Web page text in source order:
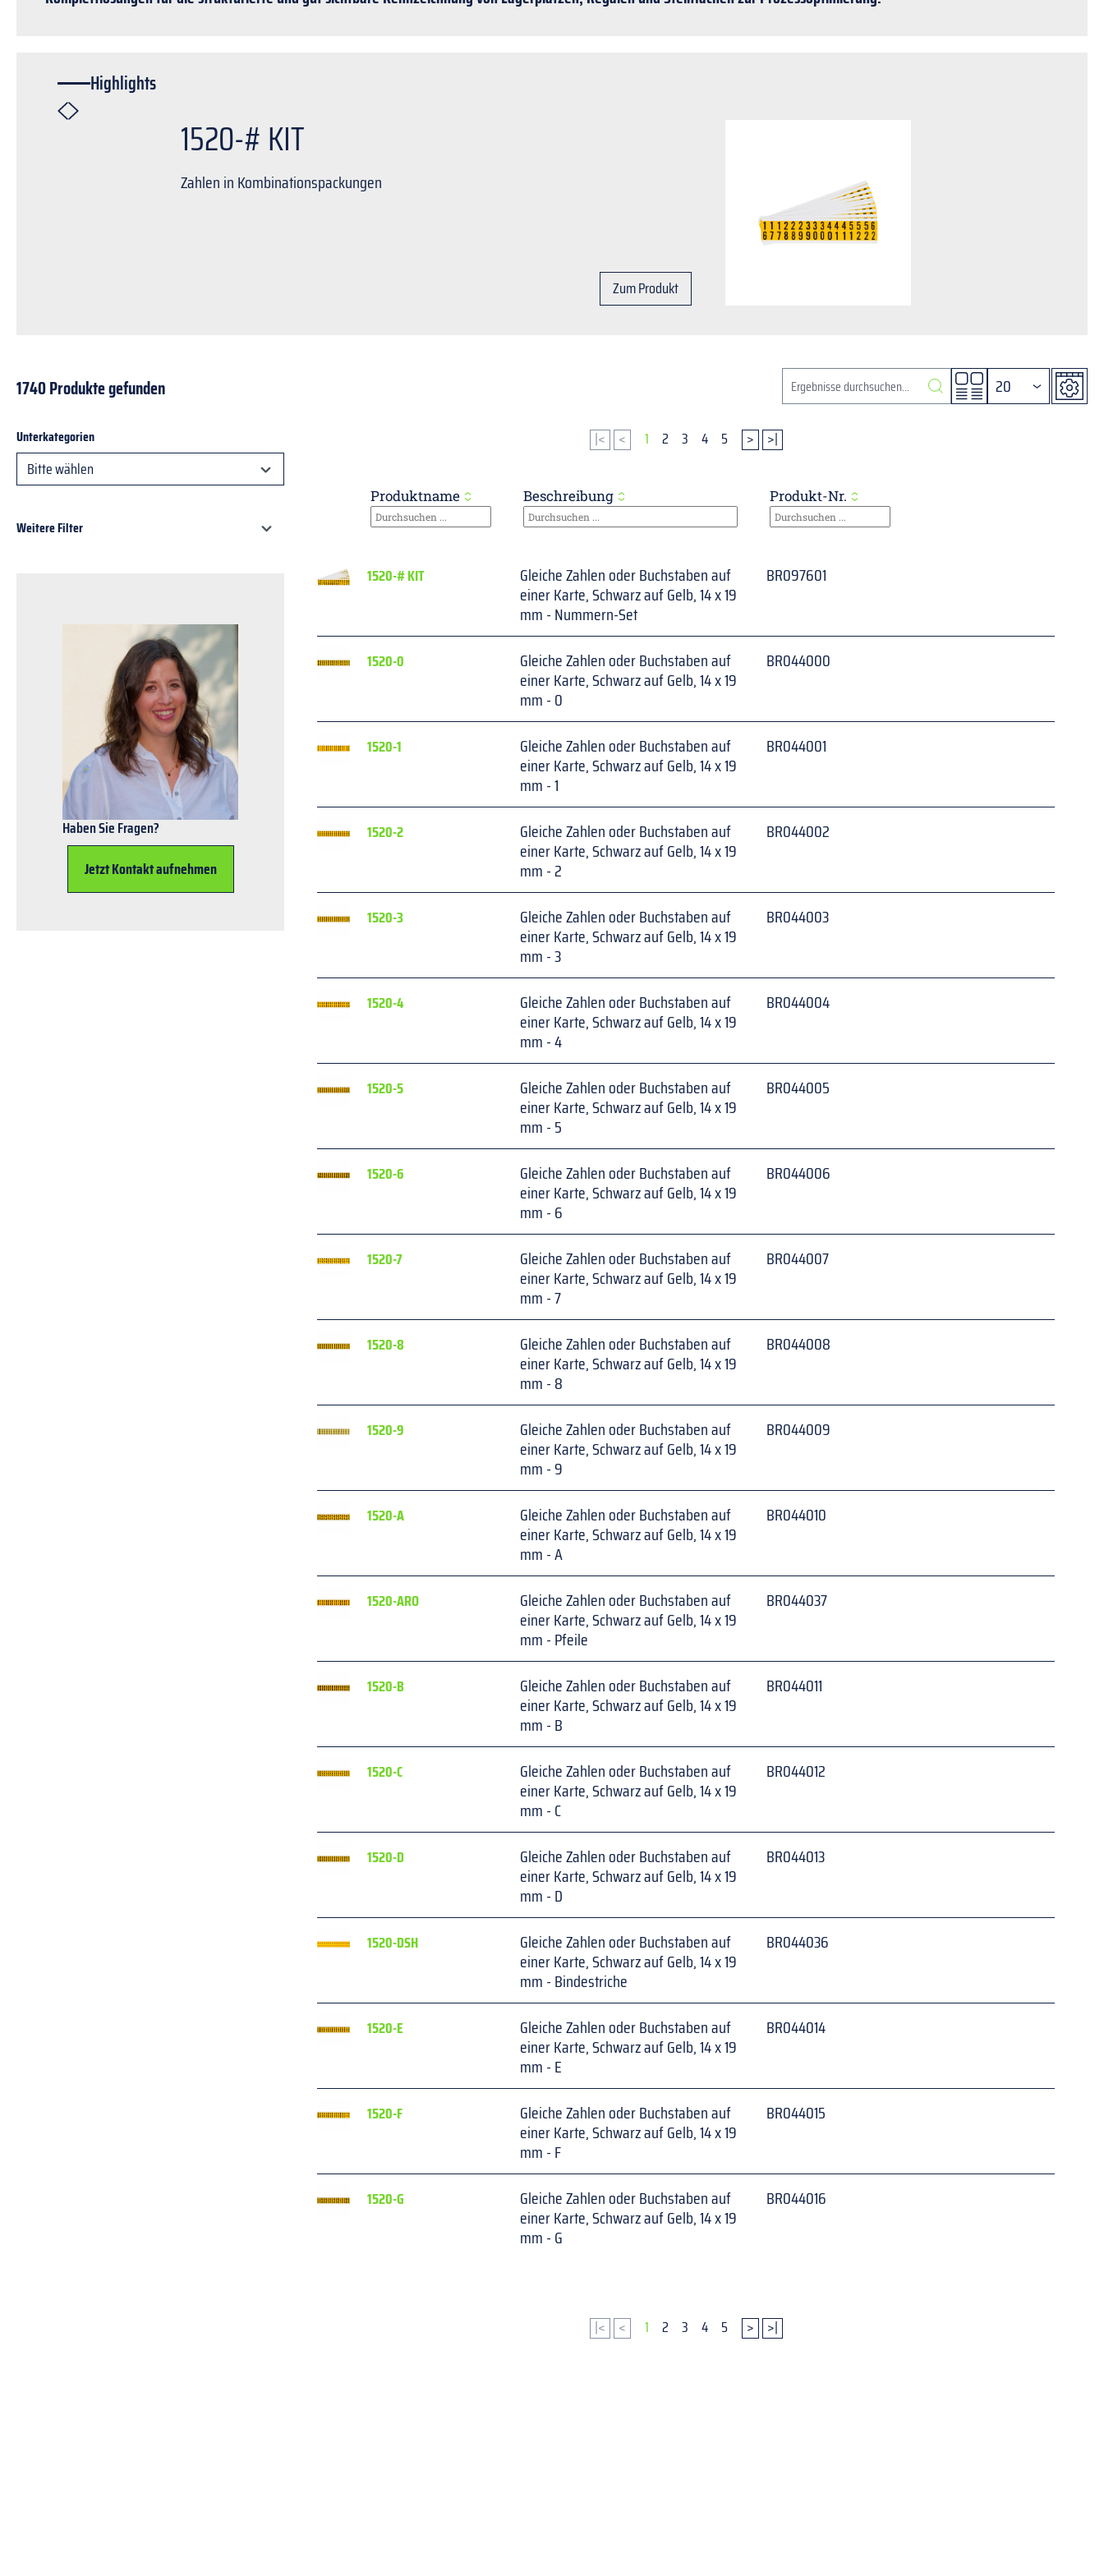
Highlights
1520-# KIT
Zahlen in Kombinationspackungen
Zum Produkt
1740 Produkte gefunden 20
Unterkategorien
Bitte wählen
Weitere Filter
Haben Sie Fragen?
Jetzt Kontakt aufnehmen
|< < 1 2 3 4 5 > >|
Produktname Beschreibung Produkt-Nr.
1520-# KIT Gleiche Zahlen oder Buchstaben auf
einer Karte, Schwarz auf Gelb, 14 x 19
mm - Nummern-Set
BR097601
1520-0 Gleiche Zahlen oder Buchstaben auf
einer Karte, Schwarz auf Gelb, 14 x 19
mm - 0
BR044000
1520-1 Gleiche Zahlen oder Buchstaben auf
einer Karte, Schwarz auf Gelb, 14 x 19
mm - 1
BR044001
1520-2 Gleiche Zahlen oder Buchstaben auf
einer Karte, Schwarz auf Gelb, 14 x 19
mm - 2
BR044002
1520-3 Gleiche Zahlen oder Buchstaben auf
einer Karte, Schwarz auf Gelb, 14 x 19
mm - 3
BR044003
1520-4 Gleiche Zahlen oder Buchstaben auf
einer Karte, Schwarz auf Gelb, 14 x 19
mm - 4
BR044004
1520-5 Gleiche Zahlen oder Buchstaben auf
einer Karte, Schwarz auf Gelb, 14 x 19
mm - 5
BR044005
1520-6 Gleiche Zahlen oder Buchstaben auf
einer Karte, Schwarz auf Gelb, 14 x 19
mm - 6
BR044006
1520-7 Gleiche Zahlen oder Buchstaben auf
einer Karte, Schwarz auf Gelb, 14 x 19
mm - 7
BR044007
1520-8 Gleiche Zahlen oder Buchstaben auf
einer Karte, Schwarz auf Gelb, 14 x 19
mm - 8
BR044008
1520-9 Gleiche Zahlen oder Buchstaben auf
einer Karte, Schwarz auf Gelb, 14 x 19
mm - 9
BR044009
1520-A Gleiche Zahlen oder Buchstaben auf
einer Karte, Schwarz auf Gelb, 14 x 19
mm - A
BR044010
1520-ARO Gleiche Zahlen oder Buchstaben auf
einer Karte, Schwarz auf Gelb, 14 x 19
mm - Pfeile
BR044037
1520-B Gleiche Zahlen oder Buchstaben auf
einer Karte, Schwarz auf Gelb, 14 x 19
mm - B
BR044011
1520-C Gleiche Zahlen oder Buchstaben auf
einer Karte, Schwarz auf Gelb, 14 x 19
mm - C
BR044012
1520-D Gleiche Zahlen oder Buchstaben auf
einer Karte, Schwarz auf Gelb, 14 x 19
mm - D
BR044013
1520-DSH Gleiche Zahlen oder Buchstaben auf
einer Karte, Schwarz auf Gelb, 14 x 19
mm - Bindestriche
BR044036
1520-E Gleiche Zahlen oder Buchstaben auf
einer Karte, Schwarz auf Gelb, 14 x 19
mm - E
BR044014
1520-F Gleiche Zahlen oder Buchstaben auf
einer Karte, Schwarz auf Gelb, 14 x 19
mm - F
BR044015
1520-G Gleiche Zahlen oder Buchstaben auf
einer Karte, Schwarz auf Gelb, 14 x 19
mm - G
BR044016
|< < 1 2 3 4 5 > >|